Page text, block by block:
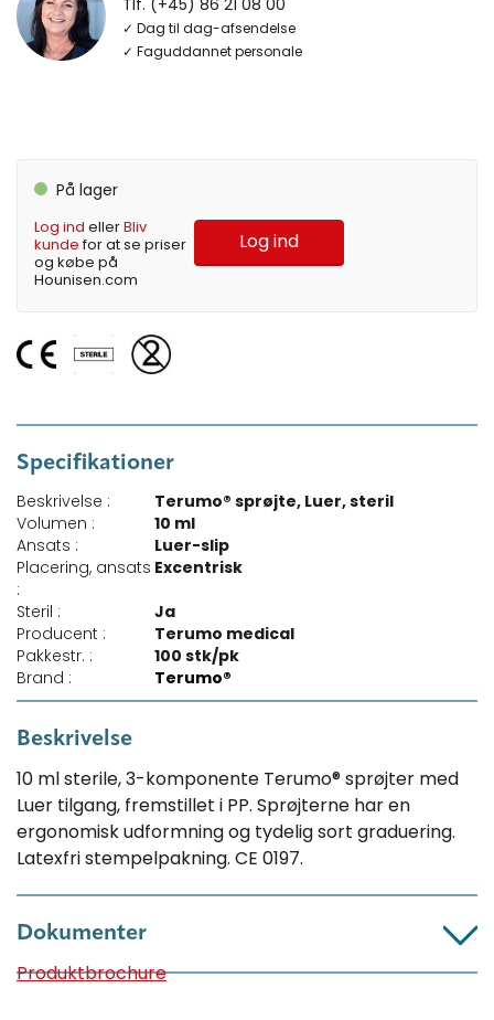
Tlf. (+45) 86 21 08 00
✓ Dag til dag-afsendelse
✓ Faguddannet personale
På lager
Log ind ellerBliv
kundefor at se priser
og købe på
Hounisen.com
Log ind
Specifikationer
Beskrivelse :
Terumo® sprøjte, Luer, steril
Volumen :
10 ml
Ansats :
Luer-slip
Placering, ansats
:
Excentrisk
Steril :
Ja
Producent :
Terumo medical
Pakkestr. :
100 stk/pk
Brand :
Terumo®
Beskrivelse
10 ml sterile, 3-komponente Terumo® sprøjter med
Luer tilgang, fremstillet i PP. Sprøjterne har en
ergonomisk udformning og tydelig sort graduering.
Latexfri stempelpakning. CE 0197.
Dokumenter
Produktbrochure